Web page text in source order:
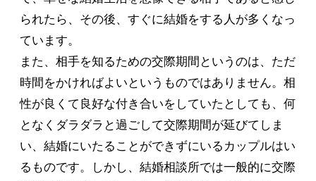
られたら、その後、すぐに結婚をする人が多くなっ
ています。
また、相手を知るための交際期間というのは、ただ
時間をかければよいというものではありません。相
性が良くて良好な付き合いをしていたとしても、何
となくダラダラと過ごして交際期間が延びてしま
い、結婚にいたることができずにいるカップルはい
るものです。しかし、結婚相談所では一般的に交際